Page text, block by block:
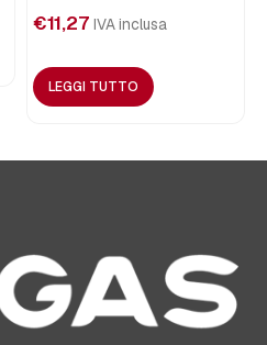
€11,27 IVA inclusa
LEGGI TUTTO